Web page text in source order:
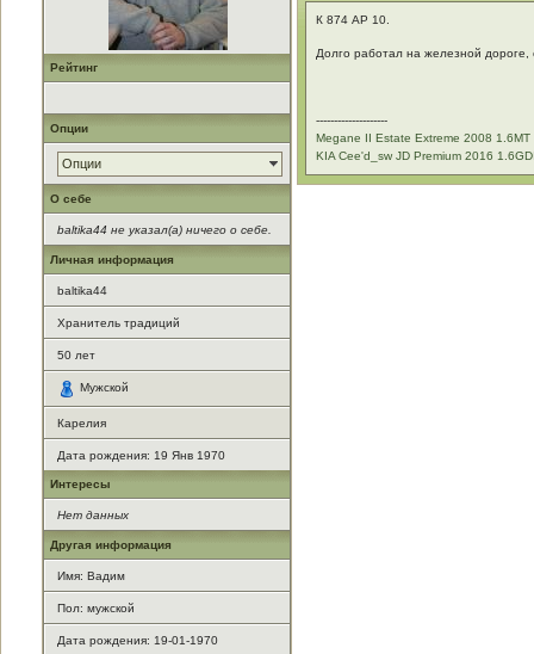
Рейтинг
Опции
Опции
О себе
baltika44 не указал(а) ничего о себе.
Личная информация
baltika44
Хранитель традиций
50 лет
Мужской
Карелия
Дата рождения: 19 Янв 1970
Интересы
Нет данных
Другая информация
Имя: Вадим
Пол: мужской
Дата рождения: 19-01-1970
К 874 АР 10.
Долго работал на железной дороге,
--------------------
Мegane II Estate Extreme 2008 1.6МТ
KIA Cee'd_sw JD Premium 2016